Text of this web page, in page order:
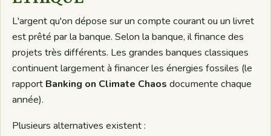
L'argent qu'on dépose sur un compte courant ou un livret
est prêté par la banque. Selon la banque, il finance des
projets très différents. Les grandes banques classiques
continuent largement à financer les énergies fossiles (le
rapport Banking on Climate Chaos documente chaque
année).
Plusieurs alternatives existent :